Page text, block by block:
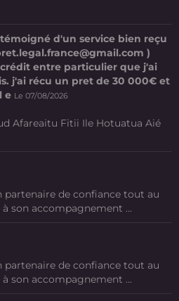
d'un service bien reçu
)
entre particulier que j'ai
j'ai récu un pret de 30 000€ et
e Le 07/08/2026
Afareaitu Fitii Ile Hotuatua Aié
partenaire de confiance tout au
son accompagnement ...
partenaire de confiance tout au
son accompagnement ...